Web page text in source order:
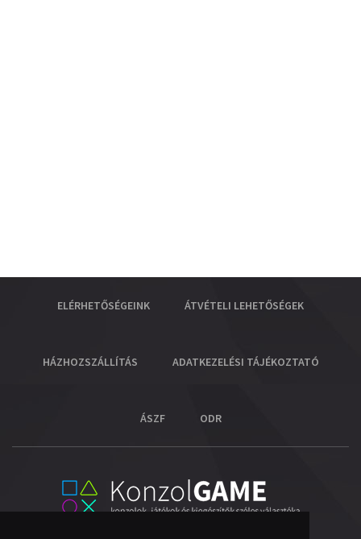
ELÉRHETŐSÉGEINK ÁTVÉTELI LEHETŐSÉGEK
HÁZHOZSZÁLLÍTÁS ADATKEZELÉSI TÁJÉKOZTATÓ
ÁSZF ODR